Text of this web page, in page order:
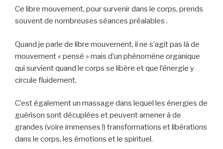
Ce libre mouvement, pour survenir dans le corps, prends
souvent de nombreuses séances préalables .
Quand je parle de libre mouvement, il ne s’agit pas là de
mouvement « pensé » mais d’un phénomène organique
qui survient quand le corps se libère et que l’énergie y
circule fluidement.
C’est également un massage dans lequel les énergies de
guérison sont décuplées et peuvent amener à de
grandes (voire immenses !) transformations et libérations
dans le corps, les émotions et le spirituel.